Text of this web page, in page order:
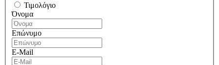
Τιμολόγιο
Όνομα
Επώνυμο
E-Mail